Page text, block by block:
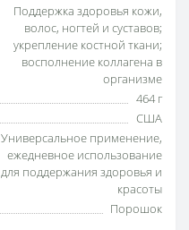
Поддержка здоровья кожи,
волос, ногтей и суставов;
укрепление костной ткани;
восполнение коллагена в
организме
464 г
США
Универсальное применение,
ежедневное использование
для поддержания здоровья и
красоты
Порошок